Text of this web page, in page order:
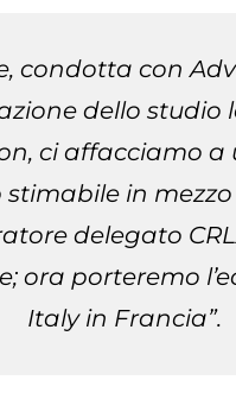
condotta con
dello studio
ci affacciamo
in
delegato
ora porteremo
Italy in Francia”.